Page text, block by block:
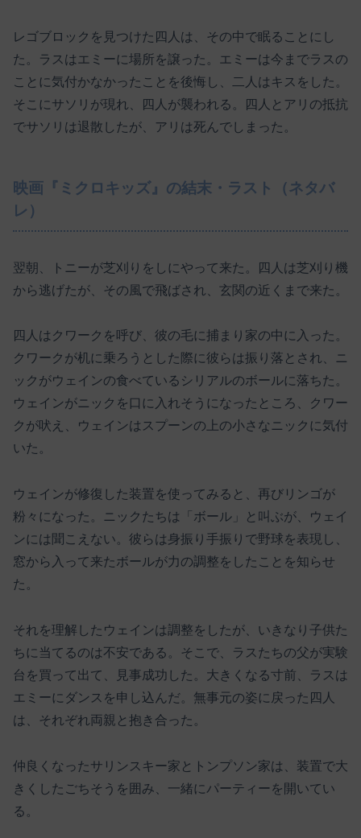
レゴブロックを見つけた四人は、その中で眠ることにし
た。ラスはエミーに場所を譲った。エミーは今までラスの
ことに気付かなかったことを後悔し、二人はキスをした。
そこにサソリが現れ、四人が襲われる。四人とアリの抵抗
でサソリは退散したが、アリは死んでしまった。
映画『ミクロキッズ』の結末・ラスト（ネタバ
レ）
翌朝、トニーが芝刈りをしにやって来た。四人は芝刈り機
から逃げたが、その風で飛ばされ、玄関の近くまで来た。
四人はクワークを呼び、彼の毛に捕まり家の中に入った。
クワークが机に乗ろうとした際に彼らは振り落とされ、ニ
ックがウェインの食べているシリアルのボールに落ちた。
ウェインがニックを口に入れそうになったところ、クワー
クが吠え、ウェインはスプーンの上の小さなニックに気付
いた。
ウェインが修復した装置を使ってみると、再びリンゴが
粉々になった。ニックたちは「ボール」と叫ぶが、ウェイ
ンには聞こえない。彼らは身振り手振りで野球を表現し、
窓から入って来たボールが力の調整をしたことを知らせ
た。
それを理解したウェインは調整をしたが、いきなり子供た
ちに当てるのは不安である。そこで、ラスたちの父が実験
台を買って出て、見事成功した。大きくなる寸前、ラスは
エミーにダンスを申し込んだ。無事元の姿に戻った四人
は、それぞれ両親と抱き合った。
仲良くなったサリンスキー家とトンプソン家は、装置で大
きくしたごちそうを囲み、一緒にパーティーを開いてい
る。